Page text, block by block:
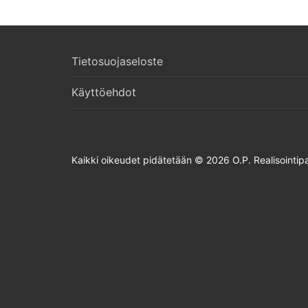
Tietosuojaseloste
Käyttöehdot
Kaikki oikeudet pidätetään © 2026 O.P.